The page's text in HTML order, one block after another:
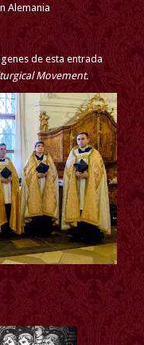
Alemania
de esta entrada
Movement.